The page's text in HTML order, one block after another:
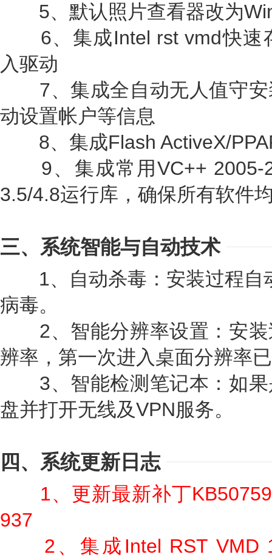
5、默认照片查看器改为
6、集成Intel rst vmd快速
入驱动
7、集成全自动无人值守安
动设置帐户等信息
8、集成Flash ActiveX/
9、集成常用VC++ 2005-
3.5/4.8运行库，确保所有软件
三、系统智能与自动技术
1、自动杀毒：安装过程自
病毒。
2、智能分辨率设置：安装
辨率，第一次进入桌面分辨率
3、智能检测笔记本：如果
盘并打开无线及VPN服务。
四、系统更新日志
1、更新最新补丁
937
2、集成Intel RST VMD